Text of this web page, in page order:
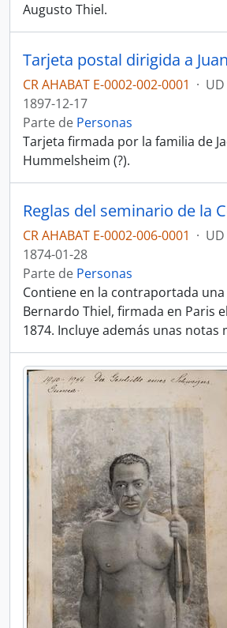
Augusto Thiel.
CR AHABAT E-0002-002-0001 ·
1897-12-17
Parte de Personas
Tarjeta firmada por la familia de
Hummelsheim (?).
CR AHABAT E-0002-006-0001 ·
1874-01-28
Parte de Personas
Contiene en la contraportada
Bernardo Thiel, firmada en Paris
1874. Incluye además unas notas